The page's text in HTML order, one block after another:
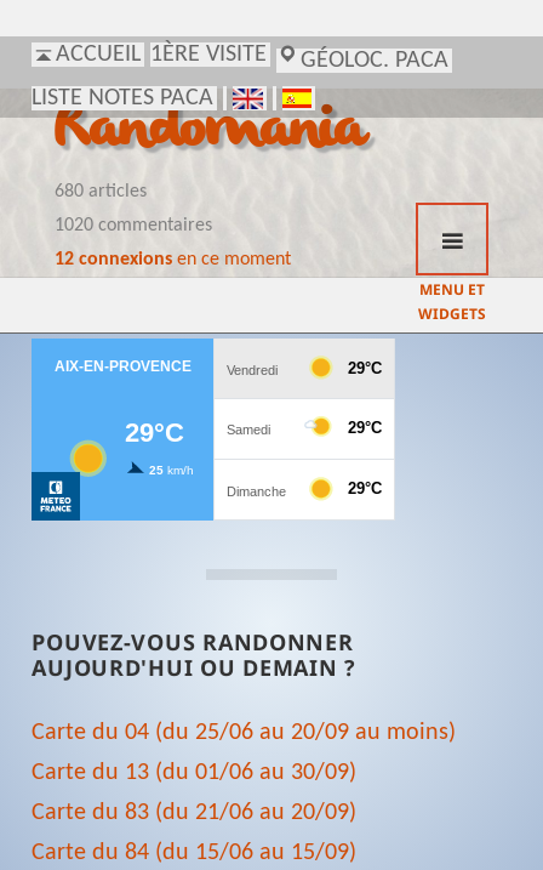
ACCUEIL 1ÈRE VISITE
GÉOLOC. PACA
LISTE NOTES PACA
Randomania
680 articles
1020 commentaires
12 connexionsen ce moment
MENU ET
WIDGETS
POUVEZ-VOUS RANDONNER
AUJOURD'HUI OU DEMAIN ?
Carte du 04 (du 25/06 au 20/09 au moins)
Carte du 13 (du 01/06 au 30/09)
Carte du 83 (du 21/06 au 20/09)
Carte du 84 (du 15/06 au 15/09)